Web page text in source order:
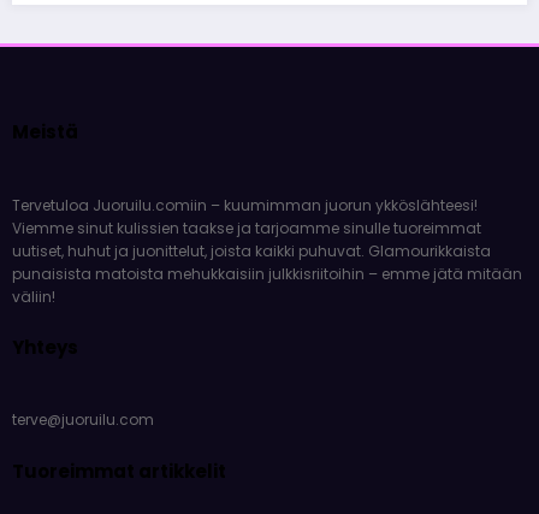
Meistä
Tervetuloa Juoruilu.comiin – kuumimman juorun ykköslähteesi!
Viemme sinut kulissien taakse ja tarjoamme sinulle tuoreimmat
uutiset, huhut ja juonittelut, joista kaikki puhuvat. Glamourikkaista
punaisista matoista mehukkaisiin julkkisriitoihin – emme jätä mitään
väliin!
Yhteys
terve@juoruilu.com
Tuoreimmat artikkelit